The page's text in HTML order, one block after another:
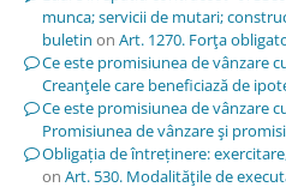
munca; servicii de mutari;
buletin on Art. 1270. Forţa
Ce este promisiunea de vânzare
Creanţele care beneficiază de
Ce este promisiunea de vânzare
Promisiunea de vânzare şi
Obligația de întreținere:
on Art. 530. Modalităţile de